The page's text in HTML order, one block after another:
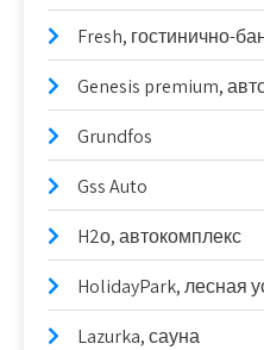
Fresh, гостинично-
Genesis premium,
Grundfos
Gss Auto
H2о, автокомплекс
HolidayPark, лесная
Lazurka, сауна